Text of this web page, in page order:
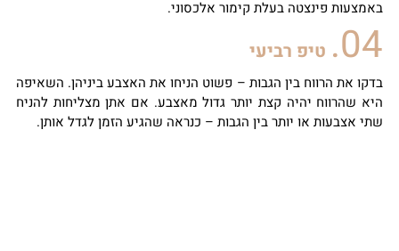
באמצעות פינצטה בעלת קימור אלכסוני.
04. טיפ רביעי
בדקו את הרווח בין הגבות – פשוט הניחו את האצבע ביניהן. השאיפה
היא שהרווח יהיה קצת יותר גדול מאצבע. אם אתן מצליחות להניח
שתי אצבעות או יותר בין הגבות – כנראה שהגיע הזמן לגדל אותן.